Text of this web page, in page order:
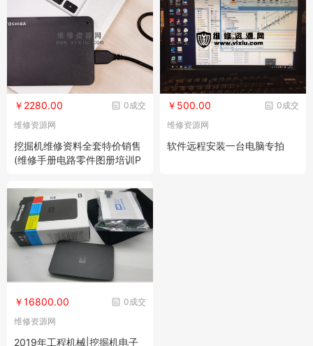
0成交
￥2280.00
维修资源网
挖掘机维修资料全套特价销售
(维修手册电路零件图册培训P
0成交
￥500.00
维修资源网
软件远程安装一台电脑专拍
0成交
￥16800.00
维修资源网
2019年工程机械|挖掘机电子